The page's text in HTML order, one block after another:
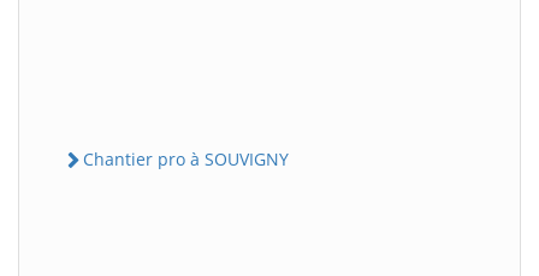
Chantier pro à SOUVIGNY